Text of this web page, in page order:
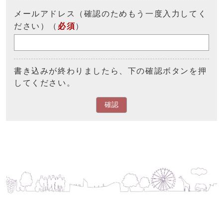
メールアドレス（確認のためもう一度入力してく
ださい）（ 必須）
書き込みが終わりましたら、下の確認ボタンを押
してください。
確認